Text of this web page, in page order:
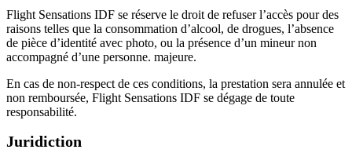
Flight Sensations IDF se réserve le droit de refuser l’accès pour des
raisons telles que la consommation d’alcool, de drogues, l’absence
de pièce d’identité avec photo, ou la présence d’un mineur non
accompagné d’une personne. majeure.
En cas de non-respect de ces conditions, la prestation sera annulée et
non remboursée, Flight Sensations IDF se dégage de toute
responsabilité.
Juridiction